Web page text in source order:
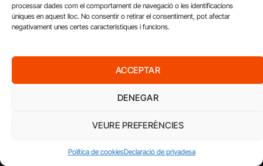
processar dades com el comportament de navegació o les identificacions
úniques en aquest lloc. No consentir o retirar el consentiment, pot afectar
negativament unes certes característiques i funcions.
ACCEPTAR
DENEGAR
VEURE PREFERÈNCIES
Política de cookiesDeclaració de privadesa